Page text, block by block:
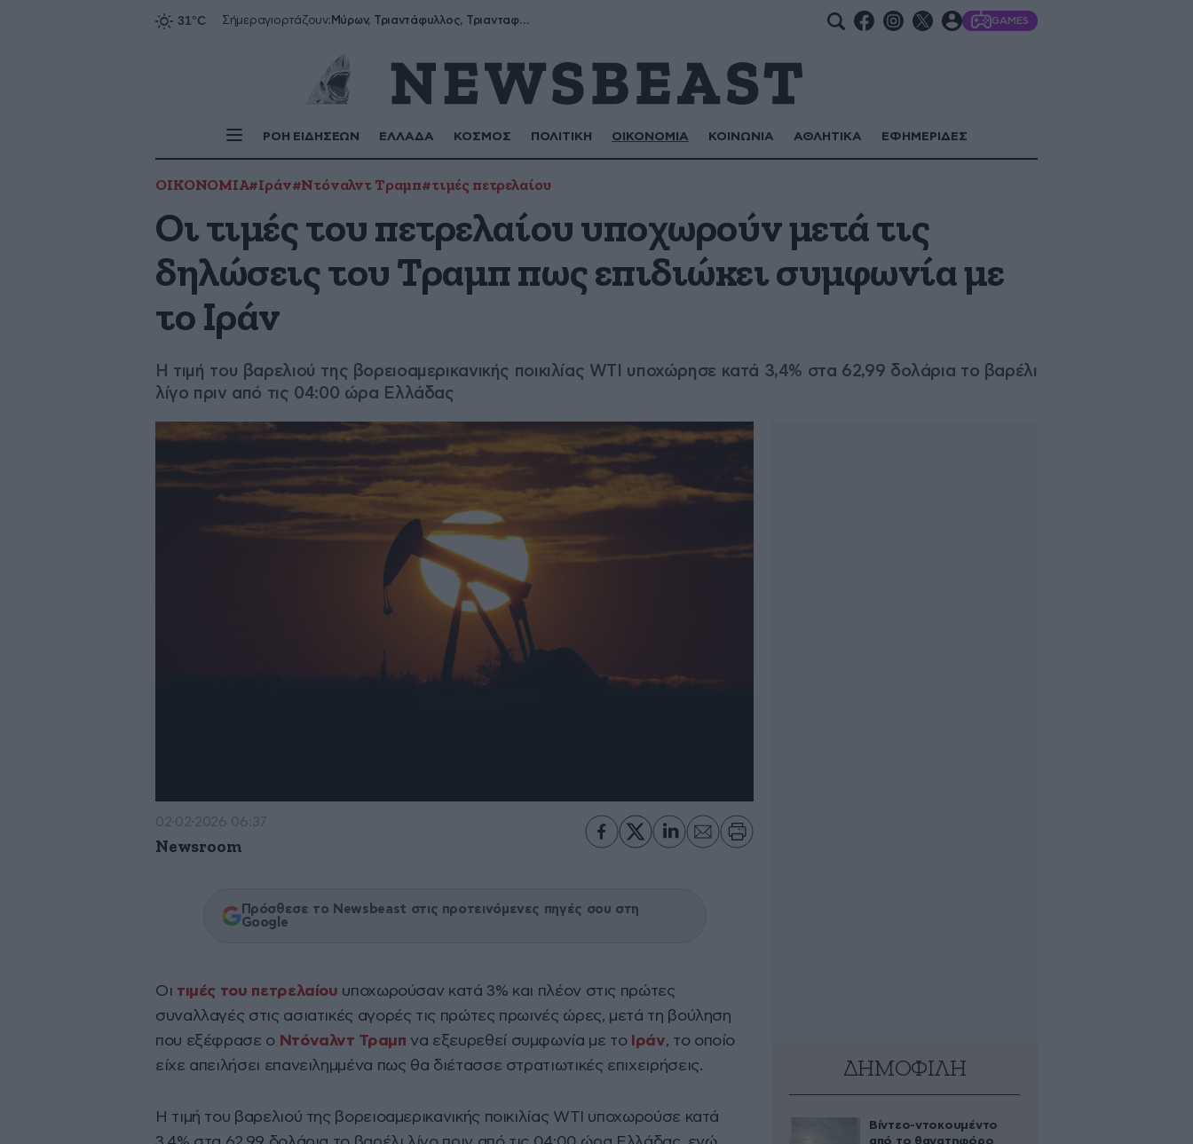
Σήμεραγιορτάζουν: Μύρων, Τριαντάφυλλος, Τριανταφυλλιά, Φυλλιώ, Ρόζα GAMES
ΡΟΗ ΕΙΔΗΣΕΩΝ ΕΛΛΑΔΑ ΚΟΣΜΟΣ ΠΟΛΙΤΙΚΗ ΟΙΚΟΝΟΜΙΑ ΚΟΙΝΩΝΙΑ ΑΘΛΗΤΙΚΑ ΕΦΗΜΕΡΙΔΕΣ
ΟΙΚΟΝΟΜΙΑ#Ιράν#Ντόναλντ Τραμπ#τιμές πετρελαίου
Οι τιμές του πετρελαίου υποχωρούν μετά τις
δηλώσεις του Τραμπ πως επιδιώκει συμφωνία με
το Ιράν
Η τιμή του βαρελιού της βορειοαμερικανικής ποικιλίας WTI υποχώρησε κατά 3,4% στα 62,99 δολάρια το βαρέλι
λίγο πριν από τις 04:00 ώρα Ελλάδας
02·02·2026 06:37
Newsroom
Πρόσθεσε το Newsbeast στις προτεινόμενες πηγές σου στη
Google
Οι τιμές του πετρελαίου υποχωρούσαν κατά 3% και πλέον στις πρώτες
συναλλαγές στις ασιατικές αγορές τις πρώτες πρωινές ώρες, μετά τη βούληση
που εξέφρασε ο Ντόναλντ Τραμπ να εξευρεθεί συμφωνία με το Ιράν, το οποίο
είχε απειλήσει επανειλημμένα πως θα διέτασσε στρατιωτικές επιχειρήσεις.
Η τιμή του βαρελιού της βορειοαμερικανικής ποικιλίας WTI υποχωρούσε κατά
ΔΗΜΟΦΙΛΗ
Βίντεο-ντοκουμέντο
από το θανατηφόρο